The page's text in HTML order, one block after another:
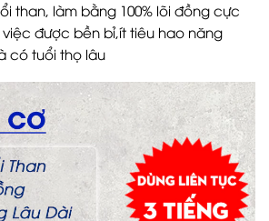
than, làm bằng 100% lõi đồng cực
được bền bỉ,ít tiêu hao năng
có tuổi thọ lâu